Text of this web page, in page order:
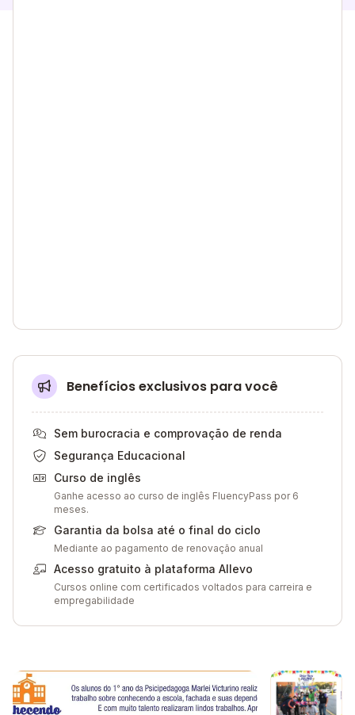
Benefícios exclusivos para você
Sem burocracia e comprovação de renda
Segurança Educacional
Curso de inglês
Ganhe acesso ao curso de inglês FluencyPass por 6
meses.
Garantia da bolsa até o final do ciclo
Mediante ao pagamento de renovação anual
Acesso gratuito à plataforma Allevo
Cursos online com certificados voltados para carreira e
empregabilidade
Galeria de imagem